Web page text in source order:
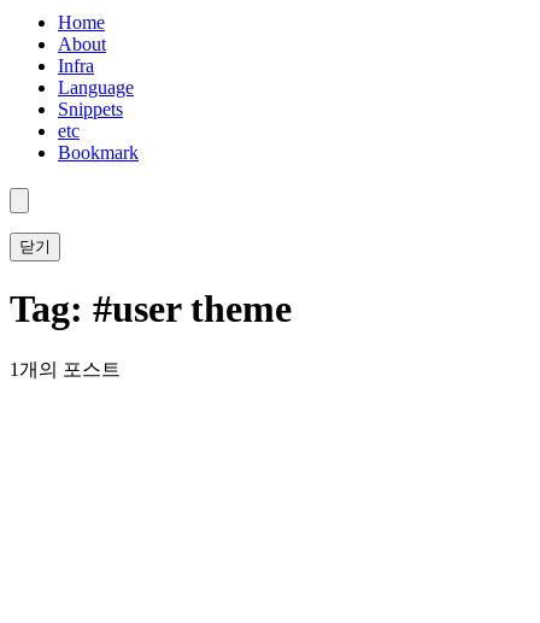
Home
About
Infra
Language
Snippets
etc
Bookmark
닫기
Tag: #user theme
1개의 포스트